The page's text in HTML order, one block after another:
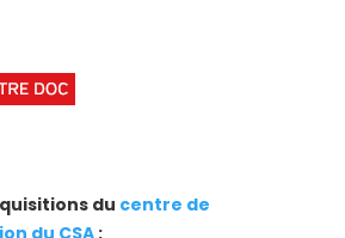
du centre de
du CSA: